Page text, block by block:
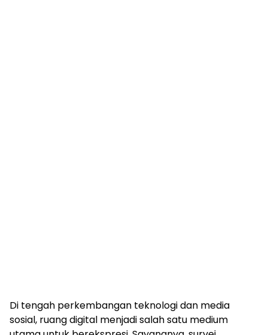
Di tengah perkembangan teknologi dan media
sosial, ruang digital menjadi salah satu medium